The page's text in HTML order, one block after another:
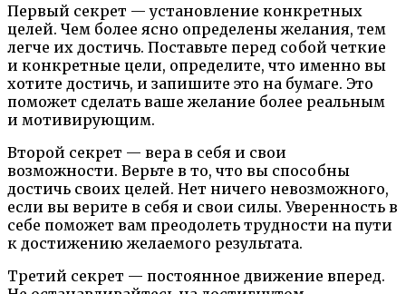
Первый секрет — установление конкретных
целей. Чем более ясно определены желания, тем
легче их достичь. Поставьте перед собой четкие
и конкретные цели, определите, что именно вы
хотите достичь, и запишите это на бумаге. Это
поможет сделать ваше желание более реальным
и мотивирующим.
Второй секрет — вера в себя и свои
возможности. Верьте в то, что вы способны
достичь своих целей. Нет ничего невозможного,
если вы верите в себя и свои силы. Уверенность в
себе поможет вам преодолеть трудности на пути
к достижению желаемого результата.
Третий секрет — постоянное движение вперед.